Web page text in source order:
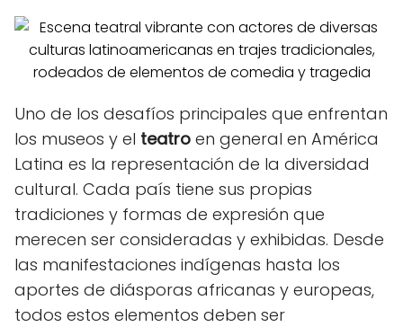
Uno de los desafíos principales que enfrentan
los museos y el teatro en general en América
Latina es la representación de la diversidad
cultural. Cada país tiene sus propias
tradiciones y formas de expresión que
merecen ser consideradas y exhibidas. Desde
las manifestaciones indígenas hasta los
aportes de diásporas africanas y europeas,
todos estos elementos deben ser